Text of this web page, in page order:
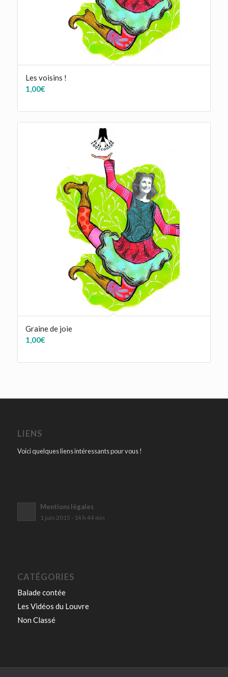
Les voisins !
1,00€
Graine de joie
1,00€
LIENS
Voici quelques liens intéressants pour vous !
Mentions légales
1 juin 2015 - 14 h 44 min
CATÉGORIES
Balade contée
Les Vidéos du Louvre
Non Classé